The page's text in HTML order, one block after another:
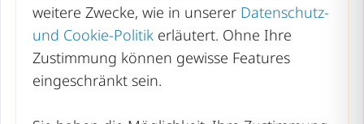
Niedersachsen
Nordrhein-Westfalen
Rheinland-Pfalz
weitere Zwecke, wie in unserer Datenschutz-
und Cookie-Politik erläutert. Ohne Ihre
Zustimmung können gewisse Features
eingeschränkt sein.